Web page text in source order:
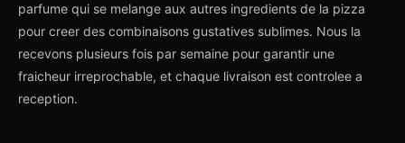
parfume qui se melange aux autres ingredients de la pizza
pour creer des combinaisons gustatives sublimes. Nous la
recevons plusieurs fois par semaine pour garantir une
fraicheur irreprochable, et chaque livraison est controlee a
reception.